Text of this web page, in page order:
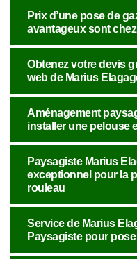
Prix d’une pose de
avantageux sont
Obtenez votre devis
web de Marius
Aménagement
installer une pelouse
Paysagiste Marius
exceptionnel pour la
rouleau
Service de Marius
Paysagiste pour